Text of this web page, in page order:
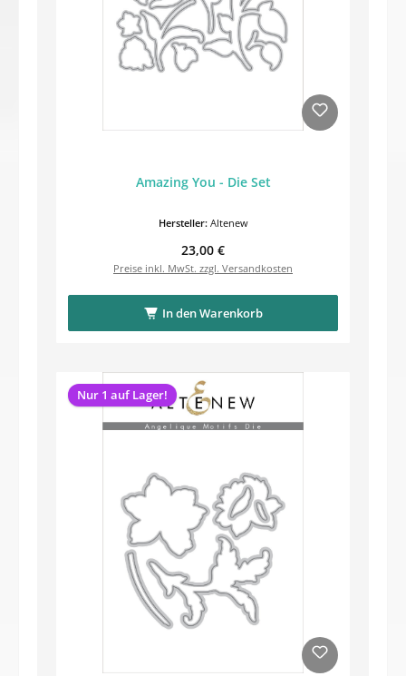
Amazing You - Die Set
Hersteller: Altenew
Regulärer Preis:
23,00 €
Preise inkl. MwSt. zzgl. Versandkosten
In den Warenkorb
Nur 1 auf Lager!